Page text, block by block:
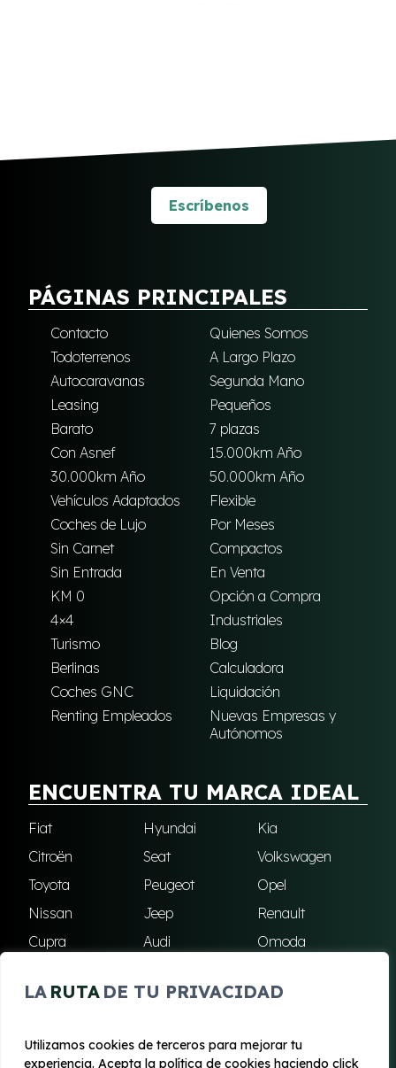
LA RUTA DE TU PRIVACIDAD
Utilizamos cookies de terceros para mejorar tu
experiencia. Acepta la política de cookies haciendo click
Escríbenos
PÁGINAS PRINCIPALES
Contacto
Quienes Somos
Todoterrenos
A Largo Plazo
Autocaravanas
Segunda Mano
Leasing
Pequeños
Barato
7 plazas
Con Asnef
15.000km Año
30.000km Año
50.000km Año
Vehículos Adaptados
Flexible
Coches de Lujo
Por Meses
Sin Carnet
Compactos
Sin Entrada
En Venta
KM 0
Opción a Compra
4×4
Industriales
Turismo
Blog
Berlinas
Calculadora
Coches GNC
Liquidación
Renting Empleados
Nuevas Empresas y
Autónomos
ENCUENTRA TU MARCA IDEAL
Fiat Hyundai
Kia
Citroën
Seat
Volkswagen
Toyota
Peugeot
Opel
Nissan
Jeep
Renault
Cupra
Audi
Omoda
Skoda
Ford Todas las marcas